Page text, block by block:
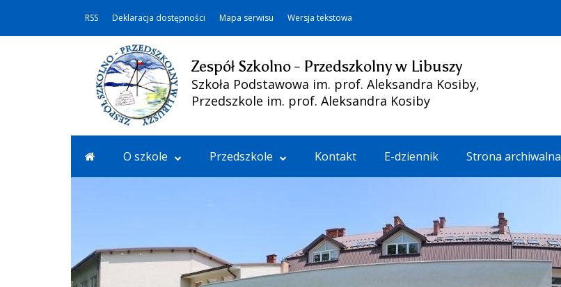
RSS Deklaracja dostępności Mapa serwisu Wersja tekstowa
Zespół Szkolno - Przedszkolny w Libuszy
Szkoła Podstawowa im. prof. Aleksandra Kosiby,
Przedszkole im. prof. Aleksandra Kosiby
O szkole Przedszkole Kontakt E-dziennik Strona archiwalna